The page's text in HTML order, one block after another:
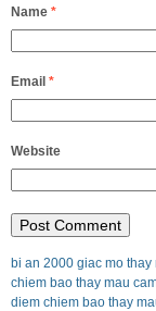
Name *
Email *
Website
bi an 2000 giac mo thay
chiem bao thay mau
diem chiem bao thay